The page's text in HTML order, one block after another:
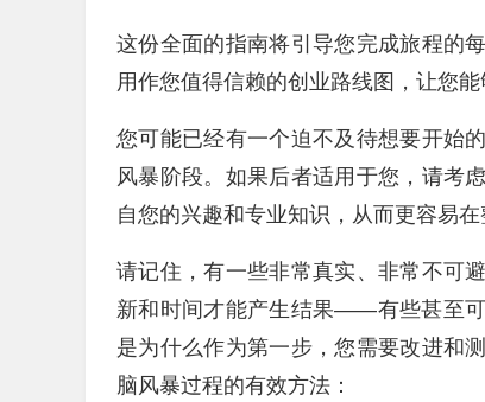
这份全面的指南将引导您完成旅程的
用作您值得信赖的创业路线图，让您
您可能已经有一个迫不及待想要开始
风暴阶段。如果后者适用于您，请考
自您的兴趣和专业知识，从而更容易
请记住，有一些非常真实、非常不可
新和时间才能产生结果——有些甚至
是为什么作为第一步，您需要改进和
脑风暴过程的有效方法：